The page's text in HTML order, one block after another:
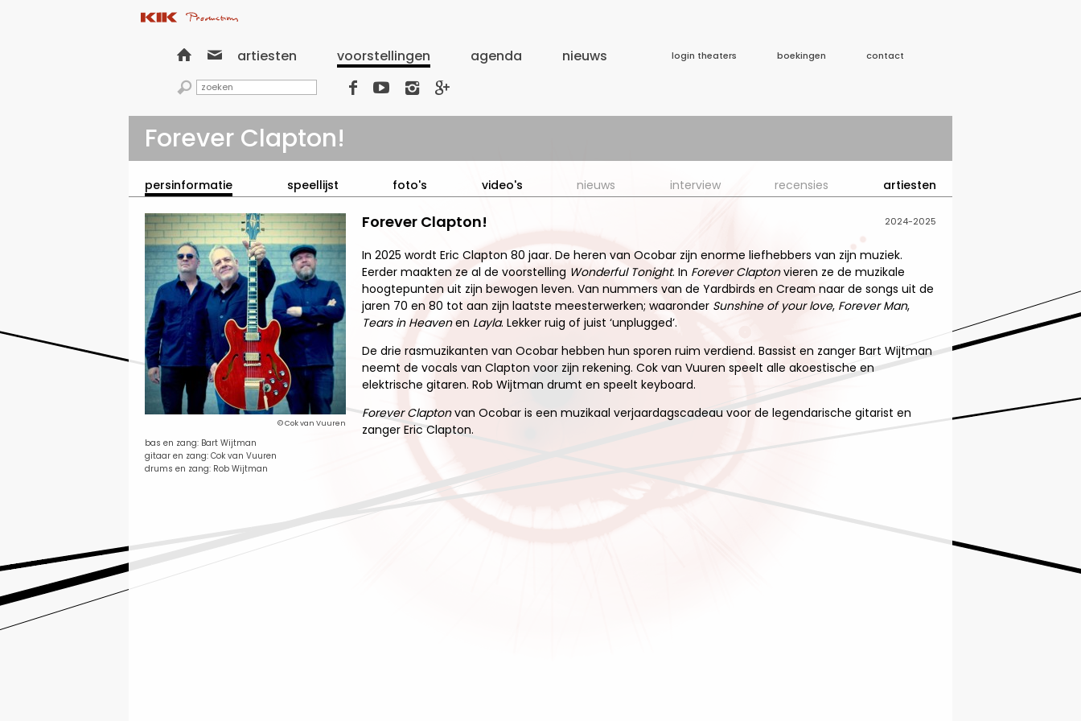
  artiesten voorstellingen agenda nieuws login theaters boekingen contact
    
Forever Clapton!
persinformatie speellijst foto's video's nieuws interview recensies artiesten
© Cok van Vuuren
bas en zang: Bart Wijtman
gitaar en zang: Cok van Vuuren
drums en zang: Rob Wijtman
2024-2025
Forever Clapton!
In 2025 wordt Eric Clapton 80 jaar. De heren van Ocobar zijn enorme liefhebbers van zijn muziek.
Eerder maakten ze al de voorstelling Wonderful Tonight. In Forever Claptonvieren ze de muzikale
hoogtepunten uit zijn bewogen leven. Van nummers van de Yardbirds en Cream naar de songs uit de
jaren 70 en 80 tot aan zijn laatste meesterwerken; waaronder Sunshine of your love, Forever Man,
Tears in Heavenen Layla. Lekker ruig of juist ‘unplugged’.
De drie rasmuzikanten van Ocobar hebben hun sporen ruim verdiend. Bassist en zanger Bart Wijtman
neemt de vocals van Clapton voor zijn rekening. Cok van Vuuren speelt alle akoestische en
elektrische gitaren. Rob Wijtman drumt en speelt keyboard.
Forever Claptonvan Ocobar is een muzikaal verjaardagscadeau voor de legendarische gitarist en
zanger Eric Clapton.